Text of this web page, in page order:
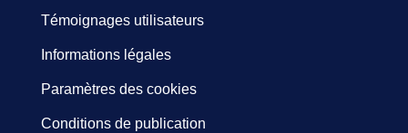
Témoignages utilisateurs
Informations légales
Paramètres des cookies
Conditions de publication